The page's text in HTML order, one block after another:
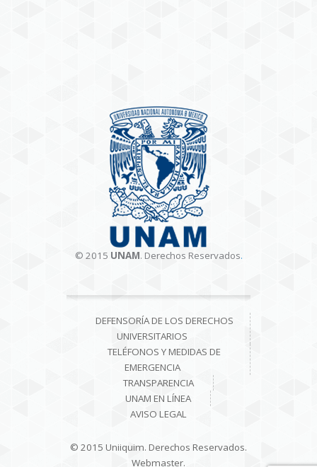
© 2015 UNAM. Derechos Reservados.
DEFENSORÍA DE LOS DERECHOS
UNIVERSITARIOS
TELÉFONOS Y MEDIDAS DE
EMERGENCIA
TRANSPARENCIA
UNAM EN LÍNEA
AVISO LEGAL
© 2015 Uniiquim. Derechos Reservados.
Webmaster.